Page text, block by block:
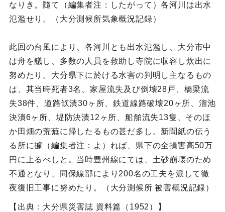
なりき。隨て（編集者注：したがって）各河川は出水
氾濫せり。（大分測候所気象概況記録）
此回の台風により、各河川とも出水氾濫し、大分市中
は舟を艤し、多数の人員を救助し寺院に収容し炊出に
努めたり。大分県下に於ける水害の判明し主なるもの
は、其当時死者3名、家屋流失及び倒壊28戸、橋梁流
失38件、道路缼潰30ヶ所、鉄道線路破壊20ヶ所、溜池
決潰6ヶ所、堤防決潰12ヶ所、船舶流失13隻、そのほ
か田畑の荒蕪に帰したるもの甚だ多し。新聞紙の伝う
る所に據（編集者注：よ）れば、県下の全損害高50万
円に上るべしと。当時豊州線にては、土砂崩壊のため
不通となり、同保線部により200名の工夫を派して徹
夜復旧工事に努めたり。（大分測候所 被害概況記録）
【出典：大分県災害誌 資料篇（1952）】